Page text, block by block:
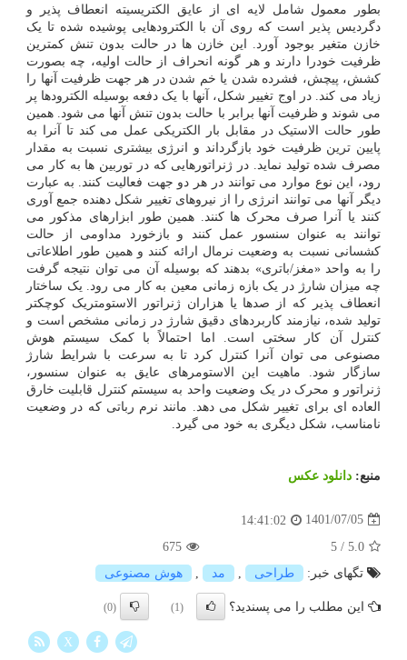
بطور معمول شامل لایه ای از عایق الکتریسیته انعطاف پذیر و
دگردیس پذیر است که روی آن با الکترودهایی پوشیده شده تا یک
خازن متغیر بوجود آورد. این خازن ها در حالت بدون تنش کمترین
ظرفیت خودرا دارند و هر گونه انحراف از حالت اولیه، چه بصورت
کشش، پیچش، فشرده شدن یا خم شدن در هر جهت ظرفیت آنها را
زیاد می کند. در اوج تغییر شکل، آنها با یک دفعه بوسیله الکترودها پر
می شوند و ظرفیت آنها برابر با حالت بدون تنش آنها می شود. همین
طور حالت الاستیک در مقابل بار الکتریکی عمل می کند تا آنرا به
پایین ترین ظرفیت خود بازگرداند و انرژی بیشتری نسبت به مقدار
مصرف شده تولید نماید. در ژنراتورهایی که در توربین ها به کار می
رود، این نوع موارد می توانند در هر دو جهت فعالیت کنند. به عبارت
دیگر آنها می توانند انرژی را از نیروهای تغییر شکل دهنده جمع آوری
کنند یا آنرا صرف محرک ها کنند. همین طور ابزارهای مذکور می
توانند به عنوان سنسور عمل کنند و بازخورد مداومی از حالت
کشسانی نسبت به وضعیت نرمال ارائه کنند و همین طور اطلاعاتی
را به واحد «مغز/باتری» بدهند که بوسیله آن می توان نتیجه گرفت
چه میزان شارژ در یک بازه زمانی معین به کار می رود. یک ساختار
انعطاف پذیر که از صدها یا هزاران ژنراتور الاستومتریک کوچکتر
تولید شده، نیازمند کاربردهای دقیق شارژ در زمانی مشخص است و
کنترل آن کار سختی است. اما احتمالاً با کمک سیستم هوش
مصنوعی می توان آنرا کنترل کرد تا به سرعت با شرایط شارژ
سازگار شود. ماهیت این الاستومرهای عایق به عنوان سنسور،
ژنراتور و محرک در یک وضعیت واحد به سیستم کنترل قابلیت خارق
العاده ای برای تغییر شکل می دهد. مانند نرم رباتی که در وضعیت
نامناسب، شکل دیگری به خود می گیرد.
منبع: دانلود عكس
1401/07/05
14:41:02
5.0
/
5
675
تگهای خبر:
طراحی , مد , هوش مصنوعی
این مطلب را می پسندید؟ (1)
(0)
X